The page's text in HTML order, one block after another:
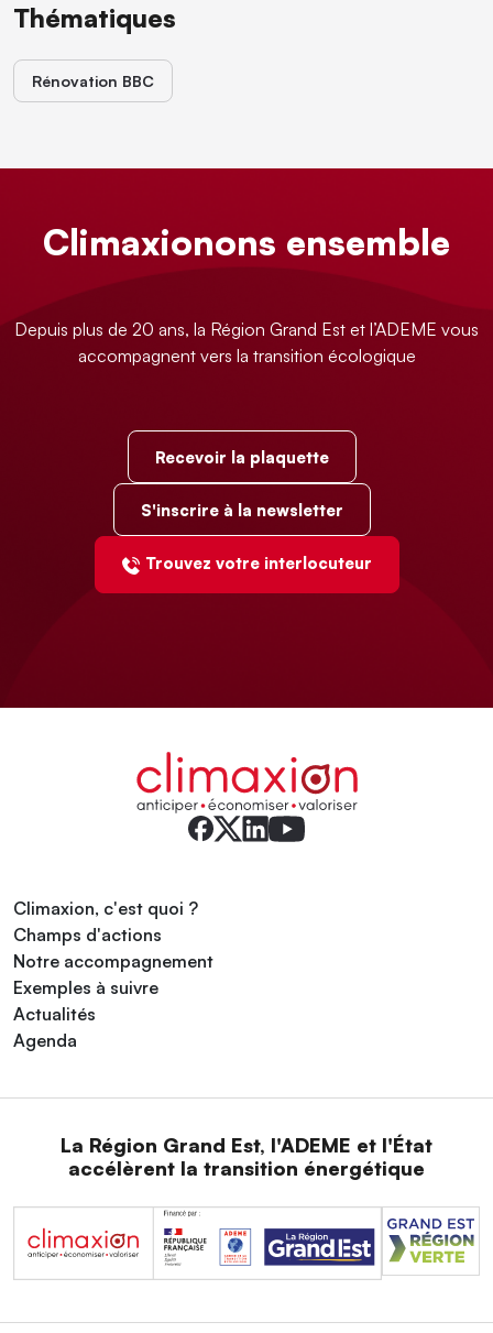
Thématiques
Rénovation BBC
Climaxionons ensemble
Depuis plus de 20 ans, la Région Grand Est et l’ADEME vous
accompagnent vers la transition écologique
Recevoir la plaquette
S'inscrire à la newsletter
Trouvez votre interlocuteur
Climaxion, c'est quoi ?
Champs d'actions
Notre accompagnement
Exemples à suivre
Actualités
Agenda
La Région Grand Est, l'ADEME et l'État
accélèrent la transition énergétique